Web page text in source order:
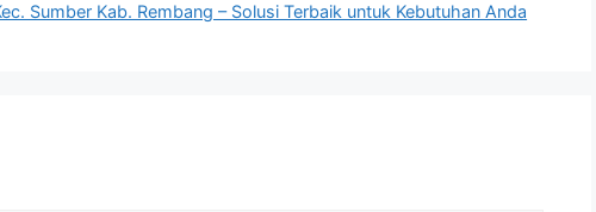
Sumber Kab. Rembang – Solusi Terbaik untuk Kebutuhan Anda